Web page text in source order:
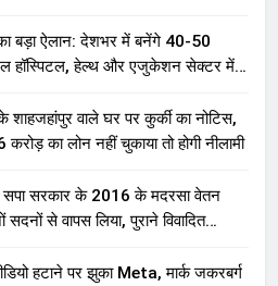
बड़ा ऐलान: देशभर में बनेंगे 40-50
हॉस्पिटल, हेल्थ और एजुकेशन सेक्टर में
शाहजहांपुर वाले घर पर कुर्की का नोटिस,
का लोन नहीं चुकाया तो होगी नीलामी
सपा सरकार के 2016 के मदरसा वेतन
सदनों से वापस लिया, पुराने विवादित
हटाने पर झुका Meta, मार्क जकरबर्ग